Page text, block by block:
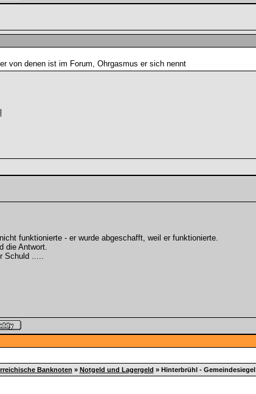
von denen ist im Forum, Ohrgasmus er sich nennt
funktionierte - er wurde abgeschafft, weil er funktionierte.
die Antwort.
Schuld .....
Banknoten » Notgeld und Lagergeld » Hinterbrühl - Gemeindesiegel